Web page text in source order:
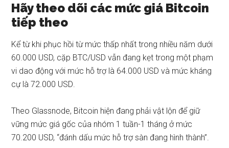
Hãy theo dõi các mức giá Bitcoin
tiếp theo
Kể từ khi phục hồi từ mức thấp nhất trong nhiều năm dưới
60.000 USD, cặp BTC/USD vẫn đang kẹt trong một phạm
vi dao động với mức hỗ trợ là 64.000 USD và mức kháng
cự là 72.000 USD.
Theo Glassnode, Bitcoin hiện đang phải vật lộn để giữ
vững mức giá gốc của nhóm 1 tuần-1 tháng ở mức
70.200 USD, “đánh dấu mức hỗ trợ sàn đang hình thành”.